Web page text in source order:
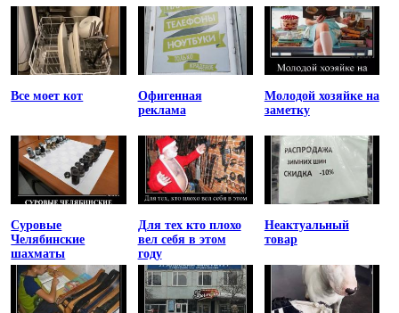
Все моет кот
Офигенная
реклама
Молодой хозяйке на
заметку
Суровые
Челябинские
шахматы
Для тех кто плохо
вел себя в этом
году
Неактуальный
товар